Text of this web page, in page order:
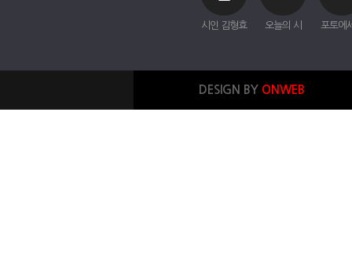
시인 김형효 오늘의 시 포토에
DESIGN BY ONWEB